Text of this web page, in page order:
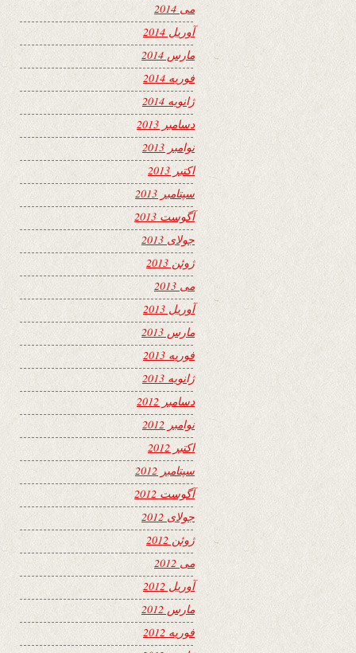
می 2014
آوریل 2014
مارس 2014
فوریه 2014
ژانویه 2014
دسامبر 2013
نوامبر 2013
اکتبر 2013
سپتامبر 2013
آگوست 2013
جولای 2013
ژوئن 2013
می 2013
آوریل 2013
مارس 2013
فوریه 2013
ژانویه 2013
دسامبر 2012
نوامبر 2012
اکتبر 2012
سپتامبر 2012
آگوست 2012
جولای 2012
ژوئن 2012
می 2012
آوریل 2012
مارس 2012
فوریه 2012